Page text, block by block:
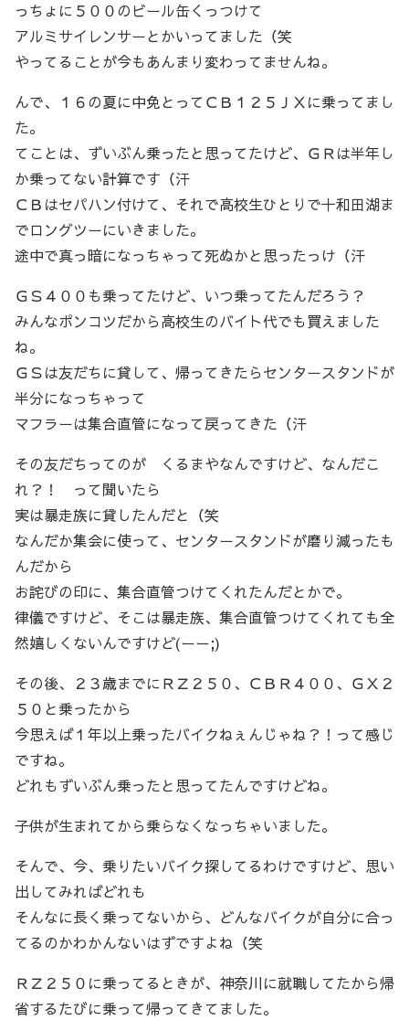
っちょに５００のビール缶くっつけて
アルミサイレンサーとかいってました（笑
やってることが今もあんまり変わってませんね。
んで、１６の夏に中免とってＣＢ１２５ＪＸに乗ってまし
た。
てことは、ずいぶん乗ったと思ってたけど、ＧＲは半年し
か乗ってない計算です（汗
ＣＢはセパハン付けて、それで高校生ひとりで十和田湖ま
でロングツーにいきました。
途中で真っ暗になっちゃって死ぬかと思ったっけ（汗
ＧＳ４００も乗ってたけど、いつ乗ってたんだろう？
みんなポンコツだから高校生のバイト代でも買えました
ね。
ＧＳは友だちに貸して、帰ってきたらセンタースタンドが
半分になっちゃって
マフラーは集合直管になって戻ってきた（汗
その友だちってのが くるまやなんですけど、なんだこ
れ？！ って聞いたら
実は暴走族に貸したんだと（笑
なんだか集会に使って、センタースタンドが磨り減ったも
んだから
お詫びの印に、集合直管つけてくれたんだとかで。
律儀ですけど、そこは暴走族、集合直管つけてくれても全
然嬉しくないんですけど(ーー;)
その後、２３歳までにＲＺ２５０、ＣＢＲ４００、ＧＸ２
５０と乗ったから
今思えば１年以上乗ったバイクねぇんじゃね？！って感じ
ですね。
どれもずいぶん乗ったと思ってたんですけどね。
子供が生まれてから乗らなくなっちゃいました。
そんで、今、乗りたいバイク探してるわけですけど、思い
出してみればどれも
そんなに長く乗ってないから、どんなバイクが自分に合っ
てるのかわかんないはずですよね（笑
ＲＺ２５０に乗ってるときが、神奈川に就職してたから帰
省するたびに乗って帰ってきてました。